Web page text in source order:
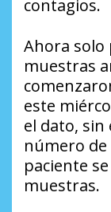
contagios.
Ahora solo
muestras
este
el dato, sin
número de
paciente
muestras.